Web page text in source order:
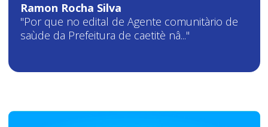
Ramon Rocha Silva
"Por que no edital de Agente comunitàrio de
saùde da Prefeitura de caetitè nâ..."